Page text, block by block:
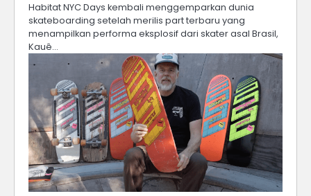
Habitat NYC Days kembali menggemparkan dunia
skateboarding setelah merilis part terbaru yang
menampilkan performa eksplosif dari skater asal Brasil,
Kauê…